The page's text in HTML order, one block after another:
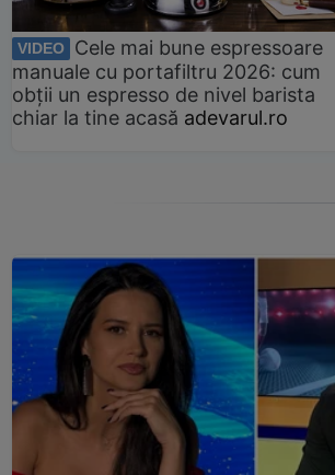
VIDEO
Cele mai bune espressoare
manuale cu portafiltru 2026: cum
obții un espresso de nivel barista
chiar la tine acasă adevarul.ro